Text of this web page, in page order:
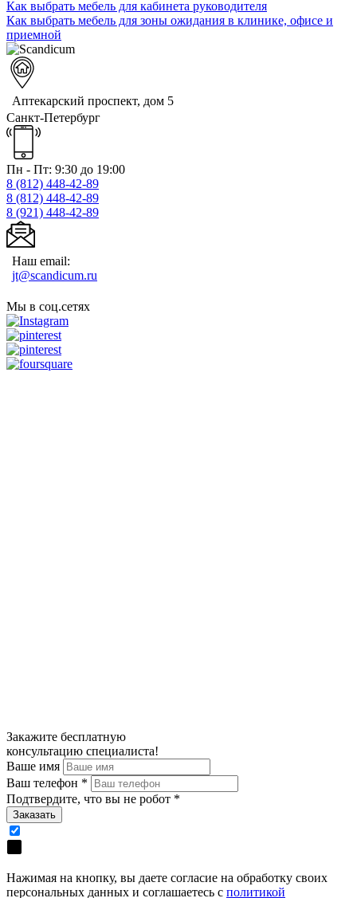
Как выбрать мебель для кабинета руководителя
Как выбрать мебель для зоны ожидания в клинике, офисе и
приемной
Аптекарский проспект, дом 5
Санкт-Петербург
Пн - Пт: 9:30 до 19:00
8 (812) 448-42-89
8 (812) 448-42-89
8 (921) 448-42-89
Наш email:
jt@scandicum.ru
Мы в соц.сетях
Закажите бесплатную
консультацию специалиста!
Ваше имя
Ваш телефон *
Подтвердите, что вы не робот *
Нажимая на кнопку, вы даете согласие на обработку своих
персональных данных и соглашаетесь с политикой